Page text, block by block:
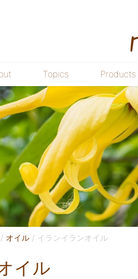
Topics Products
オイル イランイランオイル
イル